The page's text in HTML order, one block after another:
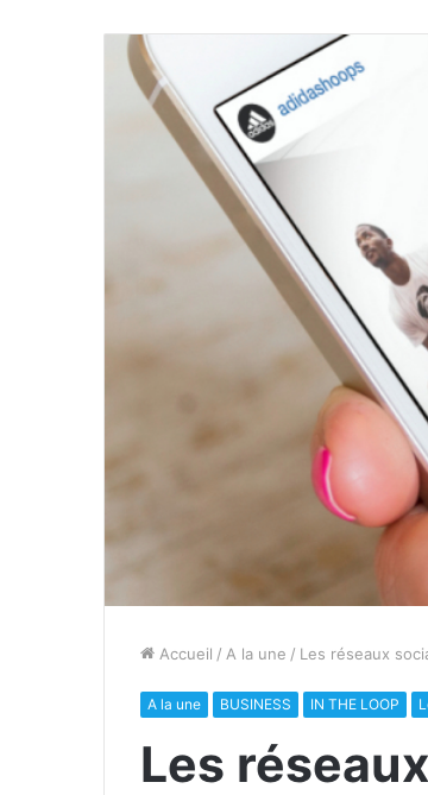
Accueil / A la une / Les réseaux
A la une BUSINESS IN THE LOOP
Les